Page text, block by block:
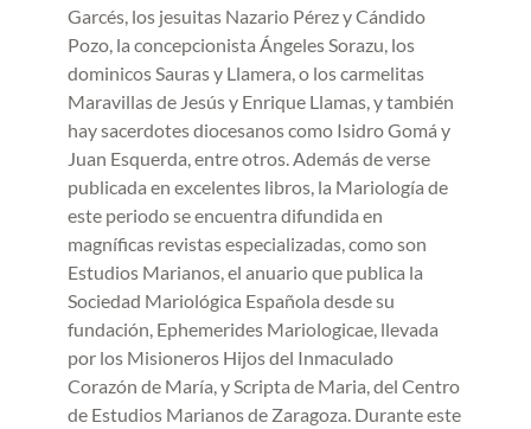
Garcés, los jesuitas Nazario Pérez y Cándido
Pozo, la concepcionista Ángeles Sorazu, los
dominicos Sauras y Llamera, o los carmelitas
Maravillas de Jesús y Enrique Llamas, y también
hay sacerdotes diocesanos como Isidro Gomá y
Juan Esquerda, entre otros. Además de verse
publicada en excelentes libros, la Mariología de
este periodo se encuentra difundida en
magníficas revistas especializadas, como son
Estudios Marianos, el anuario que publica la
Sociedad Mariológica Española desde su
fundación, Ephemerides Mariologicae, llevada
por los Misioneros Hijos del Inmaculado
Corazón de María, y Scripta de Maria, del Centro
de Estudios Marianos de Zaragoza. Durante este